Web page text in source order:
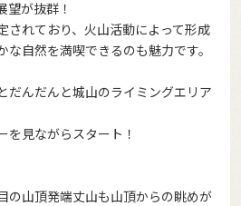
望が抜群！
されており、火山活動によって形成
自然を満喫できるのも魅力です。
だんだんと城山のライミングエリア
を見ながらスタート！
の山頂発端丈山も山頂からの眺めが